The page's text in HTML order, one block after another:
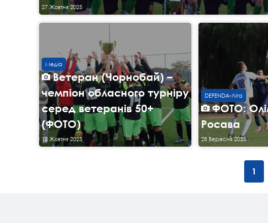
27 Жовтня 2025
Медіа
Ветеран (Чорнобай) –
чемпіон обласного турніру
серед ветеранів 50+
(ФОТО)
12 Жовтня 2025
DEFENDA-Ліга
ФОТО:
Росава
28 Вересня 2025
1